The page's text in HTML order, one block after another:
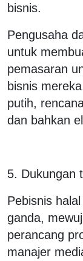
bisnis.
Pengusaha
untuk
pemasaran
bisnis
putih,
dan bahkan
5. Dukungan
Pebisnis
ganda,
perancang
manajer